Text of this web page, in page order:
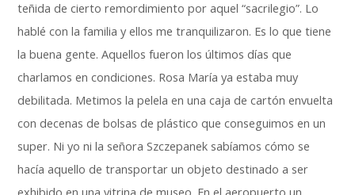
teñida de cierto remordimiento por aquel “sacrilegio”. Lo
hablé con la familia y ellos me tranquilizaron. Es lo que tiene
la buena gente. Aquellos fueron los últimos días que
charlamos en condiciones. Rosa María ya estaba muy
debilitada. Metimos la pelela en una caja de cartón envuelta
con decenas de bolsas de plástico que conseguimos en un
super. Ni yo ni la señora Szczepanek sabíamos cómo se
hacía aquello de transportar un objeto destinado a ser